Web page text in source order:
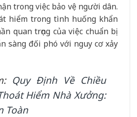
trong việc bảo vệ người dân.
hiểm trong tình huống khẩn
quan trọng của việc chuẩn bị
sàng đối phó với nguy cơ xảy
Quy Định Về Chiều
Hiểm Nhà Xưởng:
Toàn